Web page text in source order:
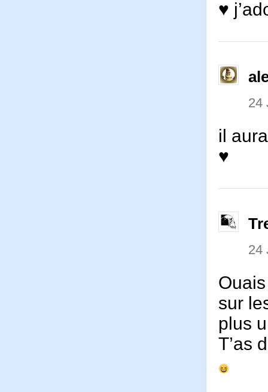
♥
24
il
♥
24
sur
plus
T’as